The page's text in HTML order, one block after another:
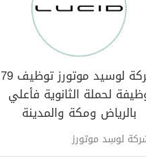
شركة لوسيد موتورز توظيف 79
لحملة الثانوية فأعلي
بالرياض ومكة والمدينة
لوسِد موتورز